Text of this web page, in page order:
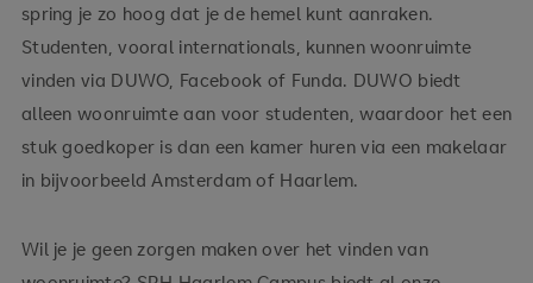
spring je zo hoog dat je de hemel kunt aanraken.
Studenten, vooral internationals, kunnen woonruimte
vinden via DUWO, Facebook of Funda. DUWO biedt
alleen woonruimte aan voor studenten, waardoor het een
stuk goedkoper is dan een kamer huren via een makelaar
in bijvoorbeeld Amsterdam of Haarlem.
Wil je je geen zorgen maken over het vinden van